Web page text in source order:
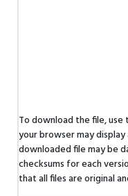
To download the file,
your browser may
downloaded file may be
checksums for each
that all files are original